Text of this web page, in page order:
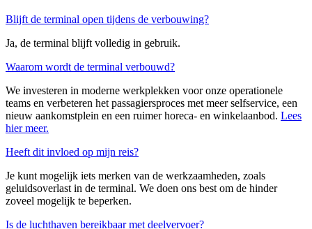
Blijft de terminal open tijdens de verbouwing?
Ja, de terminal blijft volledig in gebruik.
Waarom wordt de terminal verbouwd?
We investeren in moderne werkplekken voor onze operationele
teams en verbeteren het passagiersproces met meer selfservice, een
nieuw aankomstplein en een ruimer horeca- en winkelaanbod. Lees
hier meer.
Heeft dit invloed op mijn reis?
Je kunt mogelijk iets merken van de werkzaamheden, zoals
geluidsoverlast in de terminal. We doen ons best om de hinder
zoveel mogelijk te beperken.
Is de luchthaven bereikbaar met deelvervoer?